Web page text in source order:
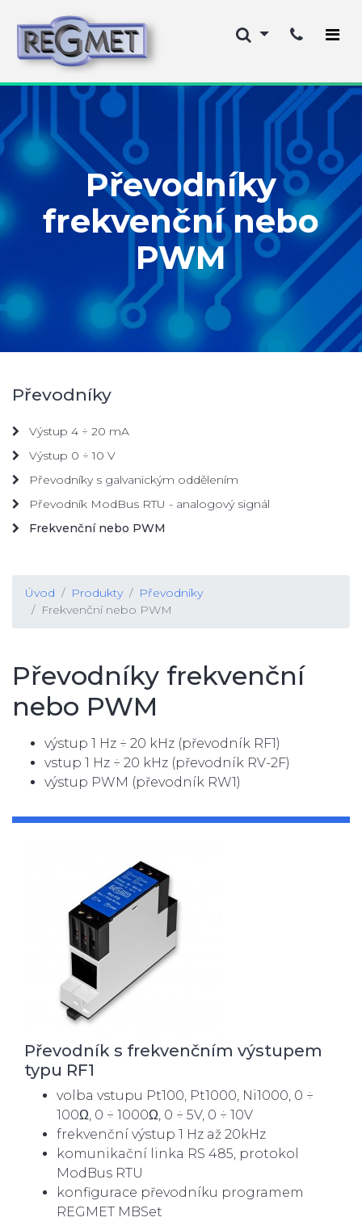
Převodníky
frekvenční nebo
PWM
Úvod Produkty
Převodníky
Frekvenční nebo PWM
Převodníky frekvenční
nebo PWM
výstup 1 Hz ÷ 20 kHz (převodník RF1)
vstup 1 Hz ÷ 20 kHz (převodník RV-2F)
výstup PWM (převodník RW1)
Převodník s frekvenčním výstupem
typu RF1
volba vstupu Pt100, Pt1000, Ni1000, 0 ÷
100Ω, 0 ÷ 1000Ω, 0 ÷ 5V, 0 ÷ 10V
frekvenční výstup 1 Hz až 20kHz
komunikační linka RS 485, protokol
ModBus RTU
konfigurace převodníku programem
REGMET MBSet
Převodníky
Výstup 4 ÷ 20 mA
Výstup 0 ÷ 10 V
Převodníky s galvanickým oddělením
Převodník ModBus RTU - analogový signál
Frekvenční nebo PWM